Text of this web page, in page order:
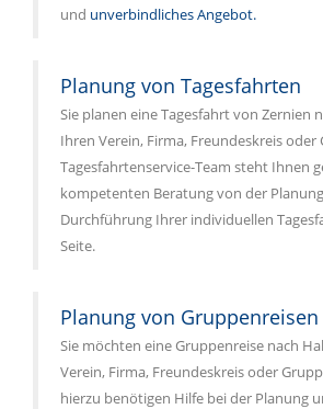
und unverbindliches Angebot.
Planung von Tagesfahrten
Sie planen eine Tagesfahrt von Zernien
Ihren Verein, Firma, Freundeskreis oder
Tagesfahrtenservice-Team steht Ihnen
kompetenten Beratung von der
Durchführung Ihrer individuellen
Seite.
Planung von Gruppenreisen
Sie möchten eine Gruppenreise nach
Verein, Firma, Freundeskreis oder
hierzu benötigen Hilfe bei der Planung